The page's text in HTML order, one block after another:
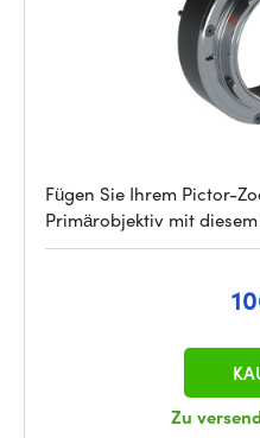
Fügen Sie Ihrem Pictor-
Primärobjektiv mit
Zu